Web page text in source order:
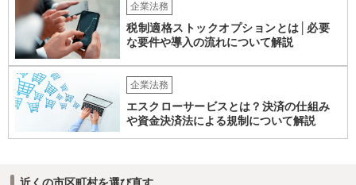
企業法務
税制適格ストックオプションとは│必要
な要件や導入の流れについて解説
企業法務
エスクローサービスとは？決済の仕組み
や資金決済法による規制について解説
近くの市区町村を選び直す